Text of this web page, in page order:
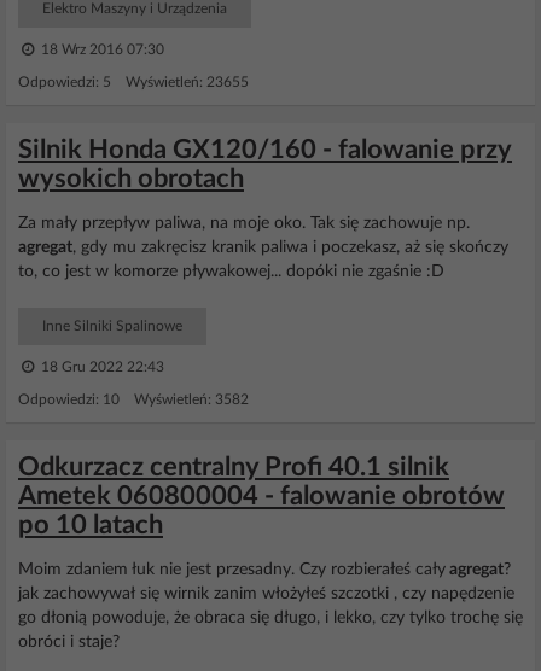
Elektro Maszyny i Urządzenia
18 Wrz 2016 07:30
Odpowiedzi: 5 Wyświetleń: 23655
Silnik Honda GX120/160 - falowanie przy
wysokich obrotach
Za mały przepływ paliwa, na moje oko. Tak się zachowuje np.
agregat, gdy mu zakręcisz kranik paliwa i poczekasz, aż się skończy
to, co jest w komorze pływakowej... dopóki nie zgaśnie :D
Inne Silniki Spalinowe
18 Gru 2022 22:43
Odpowiedzi: 10 Wyświetleń: 3582
Odkurzacz centralny Profi 40.1 silnik
Ametek 060800004 - falowanie obrotów
po 10 latach
Moim zdaniem łuk nie jest przesadny. Czy rozbierałeś cały agregat?
jak zachowywał się wirnik zanim włożyłeś szczotki , czy napędzenie
go dłonią powoduje, że obraca się długo, i lekko, czy tylko trochę się
obróci i staje?